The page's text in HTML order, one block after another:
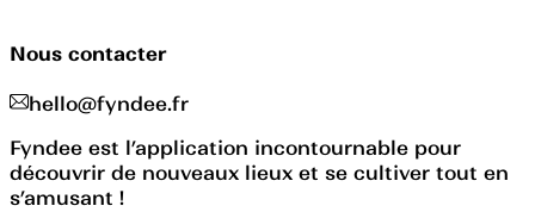
Nous contacter
hello@fyndee.fr
Fyndee est l’application incontournable pour
découvrir de nouveaux lieux et se cultiver tout en
s’amusant !